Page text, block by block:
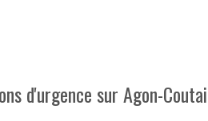
d'urgence sur Agon-